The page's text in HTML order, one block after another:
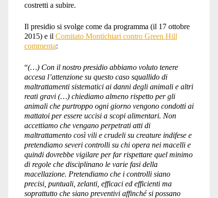
costretti a subire.
Il presidio si svolge come da programma (il 17 ottobre
2015) e il Comitato Montichiari contro Green Hill
commenta:
“(…) Con il nostro presidio abbiamo voluto tenere
accesa l’attenzione su questo caso squallido di
maltrattamenti sistematici ai danni degli animali e altri
reati gravi (…) chiediamo almeno rispetto per gli
animali che purtroppo ogni giorno vengono condotti ai
mattatoi per essere uccisi a scopi alimentari. Non
accettiamo che vengano perpetrati atti di
maltrattamento così vili e crudeli su creature indifese e
pretendiamo severi controlli su chi opera nei macelli e
quindi dovrebbe vigilare per far rispettare quel minimo
di regole che disciplinano le varie fasi della
macellazione. Pretendiamo che i controlli siano
precisi, puntuali, zelanti, efficaci ed efficienti ma
soprattutto che siano preventivi affinché si possano